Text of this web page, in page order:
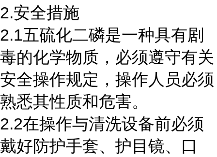
2.安全措施
2.1五硫化二磷是一种具有剧
毒的化学物质，必须遵守有关
安全操作规定，操作人员必须
熟悉其性质和危害。
2.2在操作与清洗设备前必须
戴好防护手套、护目镜、口